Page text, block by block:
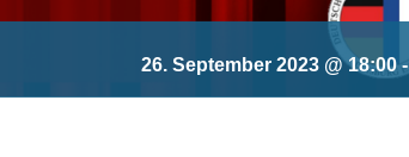
26. September 2023 @ 18:00-